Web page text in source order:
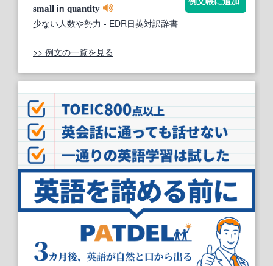
small in quantity
少ない人数や勢力 - EDR日英対訳辞書
>> 例文の一覧を見る